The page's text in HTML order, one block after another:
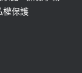
權保護